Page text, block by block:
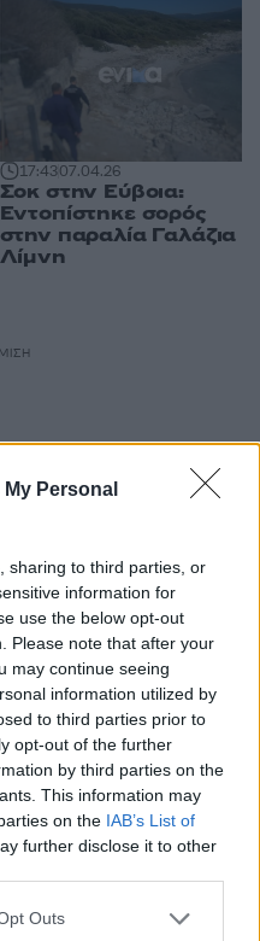
Personal
sharing to third parties, or
information for
use the below opt-out
Please note that after your
may continue seeing
information utilized by
to third parties prior to
opt-out of the further
by third parties on the
This information may
on the IAB’s List of
further disclose it to other
uses one or more Google
Outs
17:4307.04.26
Σοκ στην Εύβοια:
Εντοπίστηκε σορός
στην παραλία Γαλάζια
Λίμνη